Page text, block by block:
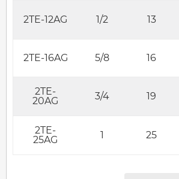
2TE-12AG 1/2 13
2TE-16AG 5/8 16
2TE-
20AG
3/4 19
2TE-
25AG
1 25